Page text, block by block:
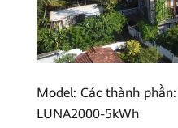
Lanka
Model: Các thành
LUNA2000-5kWh